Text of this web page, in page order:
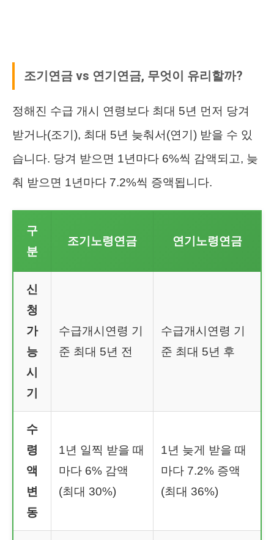
조기연금 vs 연기연금, 무엇이 유리할까?
정해진 수급 개시 연령보다 최대 5년 먼저 당겨
받거나(조기), 최대 5년 늦춰서(연기) 받을 수 있
습니다. 당겨 받으면 1년마다 6%씩 감액되고, 늦
춰 받으면 1년마다 7.2%씩 증액됩니다.
구
분
조기노령연금 연기노령연금
신
청
가
능
시
기
수급개시연령 기
준 최대 5년 전
수급개시연령 기
준 최대 5년 후
수
령
액
변
동
1년 일찍 받을 때
마다 6% 감액
(최대 30%)
1년 늦게 받을 때
마다 7.2% 증액
(최대 36%)